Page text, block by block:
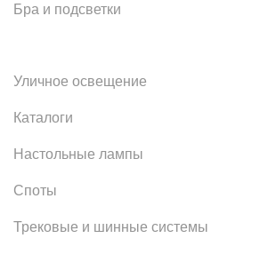
Бра и подсветки
Уличное освещение
Каталоги
Настольные лампы
Споты
Трековые и шинные системы